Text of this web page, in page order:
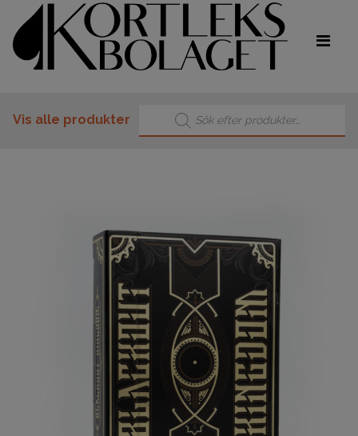
Vis alle produkter
Products search